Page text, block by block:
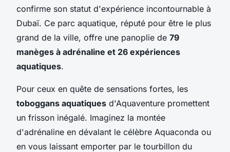
confirme son statut d'expérience incontournable à
Dubaï. Ce parc aquatique, réputé pour être le plus
grand de la ville, offre une panoplie de 79
manèges à adrénaline et 26 expériences
aquatiques.
Pour ceux en quête de sensations fortes, les
toboggans aquatiques d'Aquaventure promettent
un frisson inégalé. Imaginez la montée
d'adrénaline en dévalant le célèbre Aquaconda ou
en vous laissant emporter par le tourbillon du